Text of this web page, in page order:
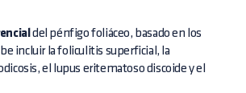
del pénfigo foliáceo, basado en los
incluir la foliculitis superficial, la
el lupus eritematoso discoide y el